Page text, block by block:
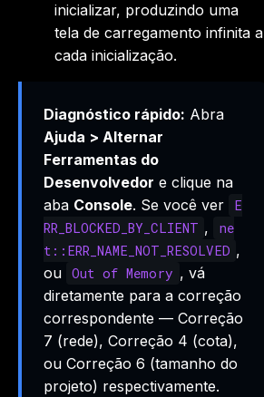
inicializar, produzindo uma
tela de carregamento infinita a
cada inicialização.
Diagnóstico rápido: Abra
Ajuda > Alternar
Ferramentas do
Desenvolvedor e clique na
aba Console. Se você ver
E
RR_BLOCKED_BY_CLIENT ,
ne
t::ERR_NAME_NOT_RESOLVED ,
ou Out of Memory , vá
diretamente para a correção
correspondente — Correção
7 (rede), Correção 4 (cota),
ou Correção 6 (tamanho do
projeto) respectivamente.